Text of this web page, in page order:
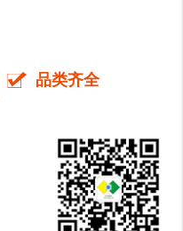
品类齐全